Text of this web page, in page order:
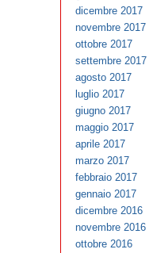
dicembre 2017
novembre 2017
ottobre 2017
settembre 2017
agosto 2017
luglio 2017
giugno 2017
maggio 2017
aprile 2017
marzo 2017
febbraio 2017
gennaio 2017
dicembre 2016
novembre 2016
ottobre 2016